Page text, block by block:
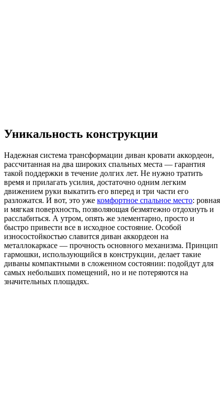
Уникальность конструкции
Надежная система трансформации диван кровати аккордеон,
рассчитанная на два широких спальных места — гарантия
такой поддержки в течение долгих лет. Не нужно тратить
время и прилагать усилия, достаточно одним легким
движением руки выкатить его вперед и три части его
разложатся. И вот, это уже комфортное спальное место: ровная
и мягкая поверхность, позволяющая безмятежно отдохнуть и
расслабиться. А утром, опять же элементарно, просто и
быстро привести все в исходное состояние. Особой
износостойкостью славится диван аккордеон на
металлокаркасе — прочность основного механизма. Принцип
гармошки, использующийся в конструкции, делает такие
диваны компактными в сложенном состоянии: подойдут для
самых небольших помещений, но и не потеряются на
значительных площадях.